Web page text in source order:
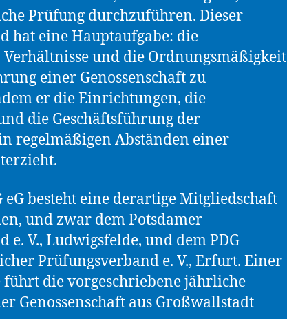
Prüfung durchzuführen. Dieser
hat eine Hauptaufgabe: die
und die Ordnungsmäßigkeit
einer Genossenschaft zu
er die Einrichtungen, die
die Geschäftsführung der
regelmäßigen Abständen einer
eG besteht eine derartige Mitgliedschaft
und zwar dem Potsdamer
e. V., Ludwigsfelde, und dem PDG
Prüfungsverband e. V., Erfurt. Einer
führt die vorgeschriebene jährliche
Genossenschaft aus Großwallstadt